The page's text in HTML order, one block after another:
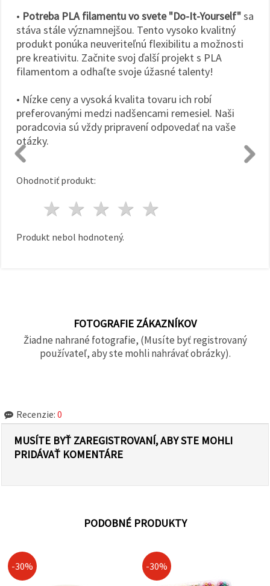
• Potreba PLA filamentu vo svete "Do-It-Yourself"sa
stáva stále významnejšou. Tento vysoko kvalitný
produkt ponúka neuveriteľnú flexibilitu a možnosti
pre kreativitu. Začnite svoj ďalší projekt s PLA
filamentom a odhaľte svoje úžasné talenty!
• Nízke ceny a vysoká kvalita tovaru ich robí
preferovanými medzi nadšencami remesiel. Naši
poradcovia sú vždy pripravení odpovedať na vaše
otázky.
Ohodnotiť produkt:
4 hviezdy
3 hviezdy
2 hviezdy
1 hviezda
Produkt nebol hodnotený.
FOTOGRAFIE ZÁKAZNÍKOV
Žiadne nahrané fotografie, (Musíte byť registrovaný
používateľ, aby ste mohli nahrávať obrázky).
Recenzie: 0
MUSÍTE BYŤ ZAREGISTROVANÍ, ABY STE MOHLI
PRIDÁVAŤ KOMENTÁRE
PODOBNÉ PRODUKTY
-30% -30%